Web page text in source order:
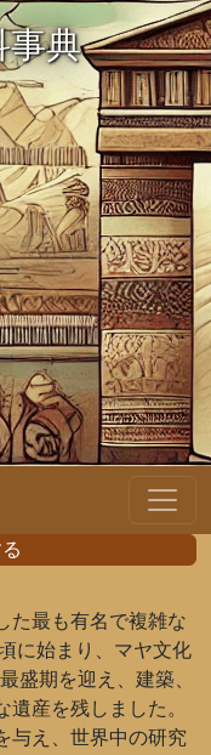
事典
た最も有名で複雑な
に始まり、マヤ文化
盛期を迎え、建築、
産を残しました。
与え、世界中の研究